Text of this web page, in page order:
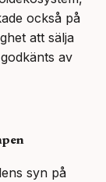
också på
att sälja
av
syn på